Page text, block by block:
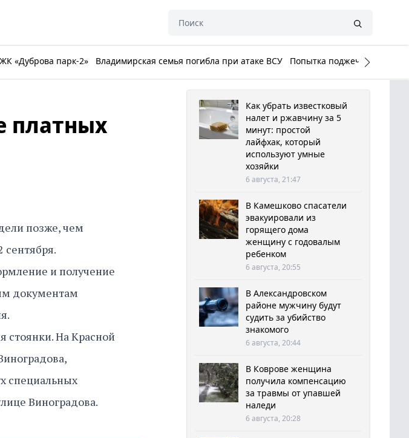
ЖК «Дуброва парк-2» Владимирская семья погибла при атаке ВСУ Попытка поджечь Белый
платных
позже, чем
сентября.
и получение
документам
стоянки. На Красной
специальных
Виноградова.
Как убрать известковый
налет и ржавчину за 5
минут: простой
лайфхак, который
используют умные
хозяйки
6 августа, 21:47
В Камешково спасатели
эвакуировали из
горящего дома
женщину с годовалым
ребенком
6 августа, 20:55
В Александровском
районе мужчину будут
судить за убийство
знакомого
6 августа, 20:44
В Коврове женщина
получила компенсацию
за травмы от упавшей
наледи
6 августа, 20:28